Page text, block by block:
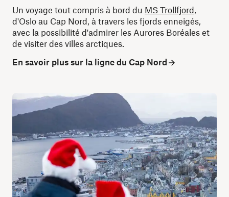
Un voyage tout compris à bord du MS Trollfjord
d'Oslo au Cap Nord, à travers les fjords enneigés,
avec la possibilité d'admirer les Aurores Boréales et
de visiter des villes arctiques.
En savoir plus sur la ligne du Cap Nord